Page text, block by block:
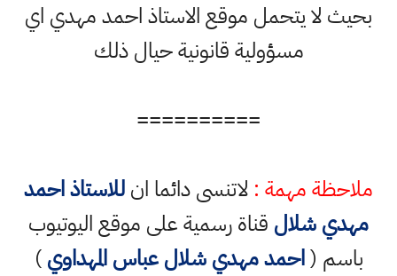
بحيث لا يتحمل موقع الاستاذ احمد مهدي اي
مسؤولية قانونية حيال ذلك
==========
ملاحظة مهمة : لاتنسى دائما انللاستاذ احمد
مهدي شلال قناة رسمية على موقع اليوتيوب
باسم (احمد مهدي شلال عباس المهداوي)